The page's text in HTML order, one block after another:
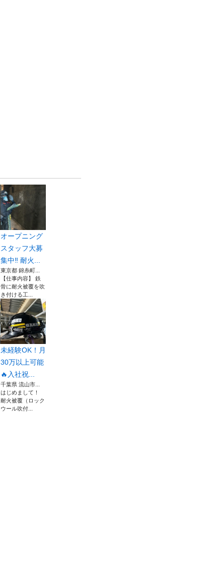
オープニング
スタッフ大募
集中‼︎ 耐火...
東京都 錦糸町...
【仕事内容】 鉄
骨に耐火被覆を吹
き付ける工...
未経験OK！月
30万以上可能
🔥入社祝...
千葉県 流山市...
はじめまして！
耐火被覆（ロック
ウール吹付...